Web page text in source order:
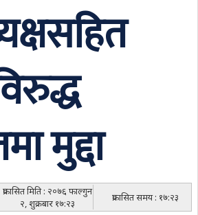
मुद्दा
प्रकासित मिति : २०७६ फाल्गुन
२, शुक्रबार १७:२३
प्रकासित समय : १७:२३